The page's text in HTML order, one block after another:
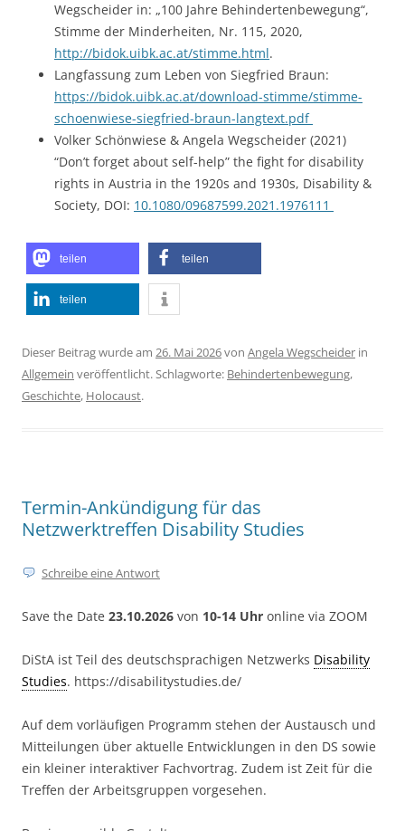
Wegscheider in: „100 Jahre Behindertenbewegung“,
Stimme der Minderheiten, Nr. 115, 2020,
http://bidok.uibk.ac.at/stimme.html.
Langfassung zum Leben von Siegfried Braun:
https://bidok.uibk.ac.at/download-stimme/stimme-
schoenwiese-siegfried-braun-langtext.pdf
Volker Schönwiese & Angela Wegscheider (2021)
“Don’t forget about self-help” the fight for disability
rights in Austria in the 1920s and 1930s, Disability &
Society, DOI: 10.1080/09687599.2021.1976111
teilen teilen
teilen
Dieser Beitrag wurde am 26. Mai 2026von Angela Wegscheider in
Allgemein veröffentlicht. Schlagworte: Behindertenbewegung,
Geschichte, Holocaust.
Termin-Ankündigung für das
Netzwerktreffen Disability Studies
Schreibe eine Antwort
Save the Date 23.10.2026 von 10-14 Uhr online via ZOOM
DiStA ist Teil des deutschsprachigen Netzwerks Disability
Studies. https://disabilitystudies.de/
Auf dem vorläufigen Programm stehen der Austausch und
Mitteilungen über aktuelle Entwicklungen in den DS sowie
ein kleiner interaktiver Fachvortrag. Zudem ist Zeit für die
Treffen der Arbeitsgruppen vorgesehen.